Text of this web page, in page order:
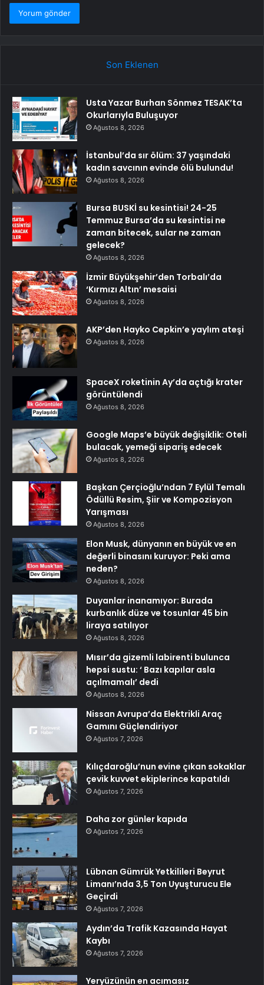
Son Eklenen
Usta Yazar Burhan Sönmez TESAK’ta
Okurlarıyla Buluşuyor
Ağustos 8, 2026
İstanbul’da sır ölüm: 37 yaşındaki
kadın savcının evinde ölü bulundu!
Ağustos 8, 2026
Bursa BUSKİ su kesintisi! 24-25
Temmuz Bursa’da su kesintisi ne
zaman bitecek, sular ne zaman
gelecek?
Ağustos 8, 2026
İzmir Büyükşehir’den Torbalı’da
‘Kırmızı Altın’ mesaisi
Ağustos 8, 2026
AKP’den Hayko Cepkin’e yaylım ateşi
Ağustos 8, 2026
SpaceX roketinin Ay’da açtığı krater
görüntülendi
Ağustos 8, 2026
Google Maps’e büyük değişiklik: Oteli
bulacak, yemeği sipariş edecek
Ağustos 8, 2026
Başkan Çerçioğlu’ndan 7 Eylül Temalı
Ödüllü Resim, Şiir ve Kompozisyon
Yarışması
Ağustos 8, 2026
Elon Musk, dünyanın en büyük ve en
değerli binasını kuruyor: Peki ama
neden?
Ağustos 8, 2026
Duyanlar inanamıyor: Burada
kurbanlık düze ve tosunlar 45 bin
liraya satılıyor
Ağustos 8, 2026
Mısır’da gizemli labirenti bulunca
hepsi sustu: ‘ Bazı kapılar asla
açılmamalı’ dedi
Ağustos 8, 2026
Nissan Avrupa’da Elektrikli Araç
Gamını Güçlendiriyor
Ağustos 7, 2026
Kılıçdaroğlu’nun evine çıkan sokaklar
çevik kuvvet ekiplerince kapatıldı
Ağustos 7, 2026
Daha zor günler kapıda
Ağustos 7, 2026
Lübnan Gümrük Yetkilileri Beyrut
Limanı’nda 3,5 Ton Uyuşturucu Ele
Geçirdi
Ağustos 7, 2026
Aydın’da Trafik Kazasında Hayat
Kaybı
Ağustos 7, 2026
Yeryüzünün en acımasız